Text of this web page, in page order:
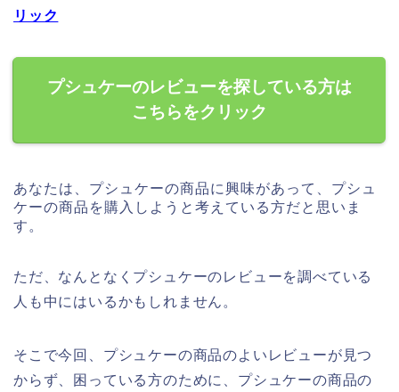
リック
プシュケーのレビューを探している方は
こちらをクリック
あなたは、プシュケーの商品に興味があって、プシュ
ケーの商品を購入しようと考えている方だと思いま
す。
ただ、なんとなくプシュケーのレビューを調べている
人も中にはいるかもしれません。
そこで今回、プシュケーの商品のよいレビューが見つ
からず、困っている方のために、プシュケーの商品の